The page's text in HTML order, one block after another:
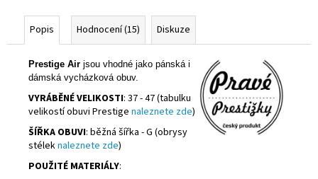
Popis Hodnocení (15) Diskuze
Prestige Air jsou vhodné jako pánská i
dámská vycházková obuv.
VYRÁBĚNÉ VELIKOSTI: 37 - 47 (tabulku
velikostí obuvi Prestige naleznete zde)
ŠÍŘKA OBUVI: běžná šířka - G (obrysy
stéleknaleznete zde)
POUŽITÉ MATERIÁLY: